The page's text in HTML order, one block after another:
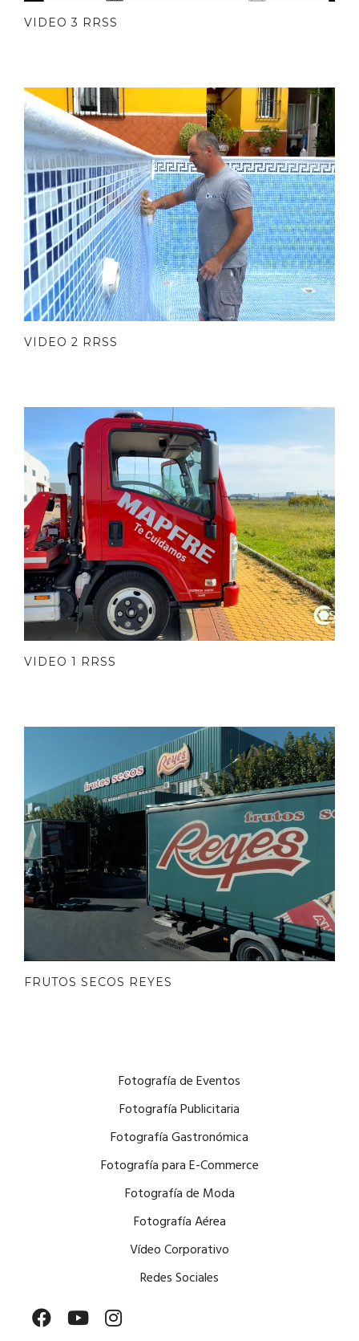
VIDEO 3 RRSS
VIDEO 2 RRSS
VIDEO 1 RRSS
FRUTOS SECOS REYES
Fotografía de Eventos
Fotografía Publicitaria
Fotografía Gastronómica
Fotografía para E-Commerce
Fotografía de Moda
Fotografía Aérea
Vídeo Corporativo
Redes Sociales